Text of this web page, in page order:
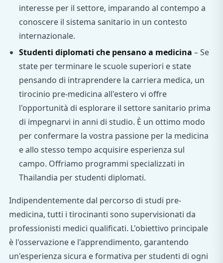
interesse per il settore, imparando al contempo a
conoscere il sistema sanitario in un contesto
internazionale.
Studenti diplomati che pensano a medicina – Se
state per terminare le scuole superiori e state
pensando di intraprendere la carriera medica, un
tirocinio pre-medicina all'estero vi offre
l'opportunità di esplorare il settore sanitario prima
di impegnarvi in anni di studio. È un ottimo modo
per confermare la vostra passione per la medicina
e allo stesso tempo acquisire esperienza sul
campo. Offriamo programmi specializzati in
Thailandia per studenti diplomati.
Indipendentemente dal percorso di studi pre-
medicina, tutti i tirocinanti sono supervisionati da
professionisti medici qualificati. L'obiettivo principale
è l'osservazione e l'apprendimento, garantendo
un'esperienza sicura e formativa per studenti di ogni